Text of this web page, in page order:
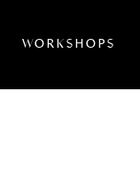
WORKSHOPS